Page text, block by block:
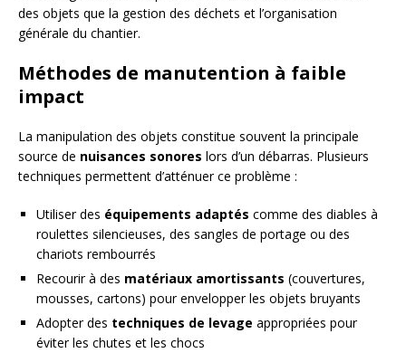
des objets que la gestion des déchets et l’organisation
générale du chantier.
Méthodes de manutention à faible
impact
La manipulation des objets constitue souvent la principale
source de nuisances sonores lors d’un débarras. Plusieurs
techniques permettent d’atténuer ce problème :
Utiliser des équipements adaptés comme des diables à
roulettes silencieuses, des sangles de portage ou des
chariots rembourrés
Recourir à des matériaux amortissants (couvertures,
mousses, cartons) pour envelopper les objets bruyants
Adopter des techniques de levage appropriées pour
éviter les chutes et les chocs